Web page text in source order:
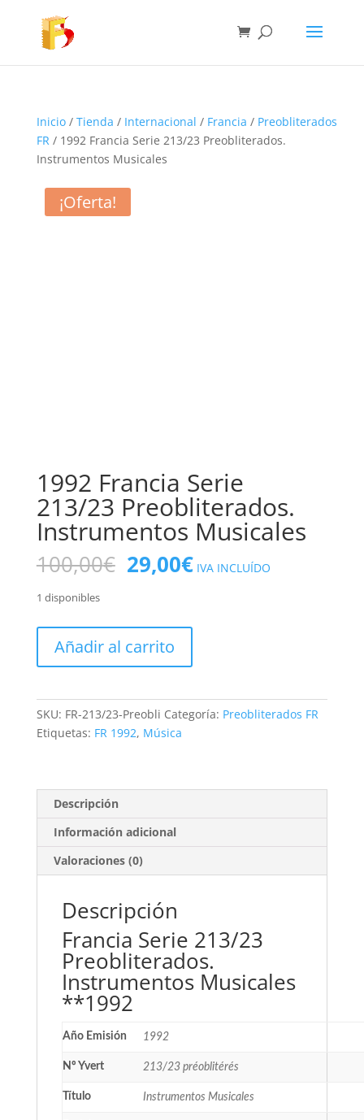
Inicio/ Tienda / Internacional / Francia / Preobliterados
FR/ 1992 Francia Serie 213/23 Preobliterados.
Instrumentos Musicales
¡Oferta!
1992 Francia Serie
213/23 Preobliterados.
Instrumentos Musicales
100,00€ El
precio
era:
100,00€.
29,00€El
precio
es:
29,00€.
IVA INCLUÍDO
1 disponibles
Francia
Preobliterados.
Instrumentos
Añadir al carrito
SKU: FR-213/23-Preobli Categoría: Preobliterados FR
Etiquetas: FR 1992, Música
Descripción
Información adicional
Valoraciones (0)
Descripción
Francia Serie 213/23
Preobliterados.
Instrumentos Musicales
**1992
Año Emisión 1992
Nº Yvert 213/23 préoblitérés
Título Instrumentos Musicales